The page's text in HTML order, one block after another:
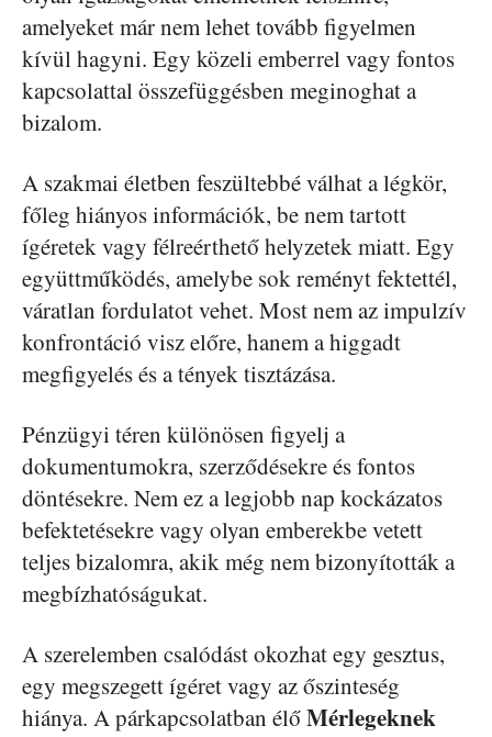
amelyeket már nem lehet tovább figyelmen
kívül hagyni. Egy közeli emberrel vagy fontos
kapcsolattal összefüggésben meginoghat a
bizalom.
A szakmai életben feszültebbé válhat a légkör,
főleg hiányos információk, be nem tartott
ígéretek vagy félreérthető helyzetek miatt. Egy
együttműködés, amelybe sok reményt fektettél,
váratlan fordulatot vehet. Most nem az impulzív
konfrontáció visz előre, hanem a higgadt
megfigyelés és a tények tisztázása.
Pénzügyi téren különösen figyelj a
dokumentumokra, szerződésekre és fontos
döntésekre. Nem ez a legjobb nap kockázatos
befektetésekre vagy olyan emberekbe vetett
teljes bizalomra, akik még nem bizonyították a
megbízhatóságukat.
A szerelemben csalódást okozhat egy gesztus,
egy megszegett ígéret vagy az őszinteség
hiánya. A párkapcsolatban élőMérlegeknek